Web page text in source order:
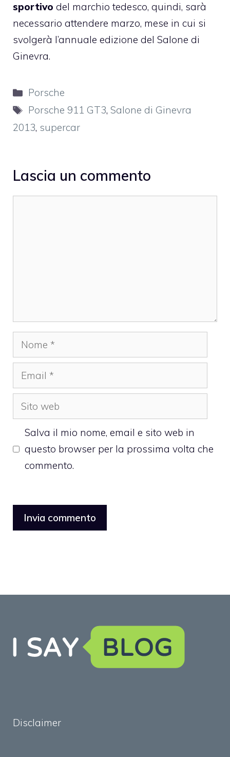
sportivo del marchio tedesco, quindi, sarà
necessario attendere marzo, mese in cui si
svolgerà l’annuale edizione del Salone di
Ginevra.
Categorie
Porsche
Tag
Porsche 911 GT3,Salone di Ginevra
2013, supercar
Lascia un commento
Nome
Email
Sito
web
Salva il mio nome, email e sito web in
questo browser per la prossima volta che
commento.
Disclaimer